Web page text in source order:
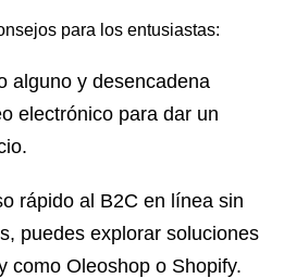
para los entusiastas:
alguno y desencadena
electrónico para dar un
rápido al B2C en línea sin
puedes explorar soluciones
como Oleoshop o Shopify.